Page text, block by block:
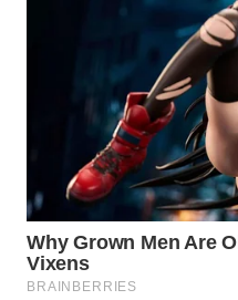
WN
BINTAN
WN
MANDALIKA